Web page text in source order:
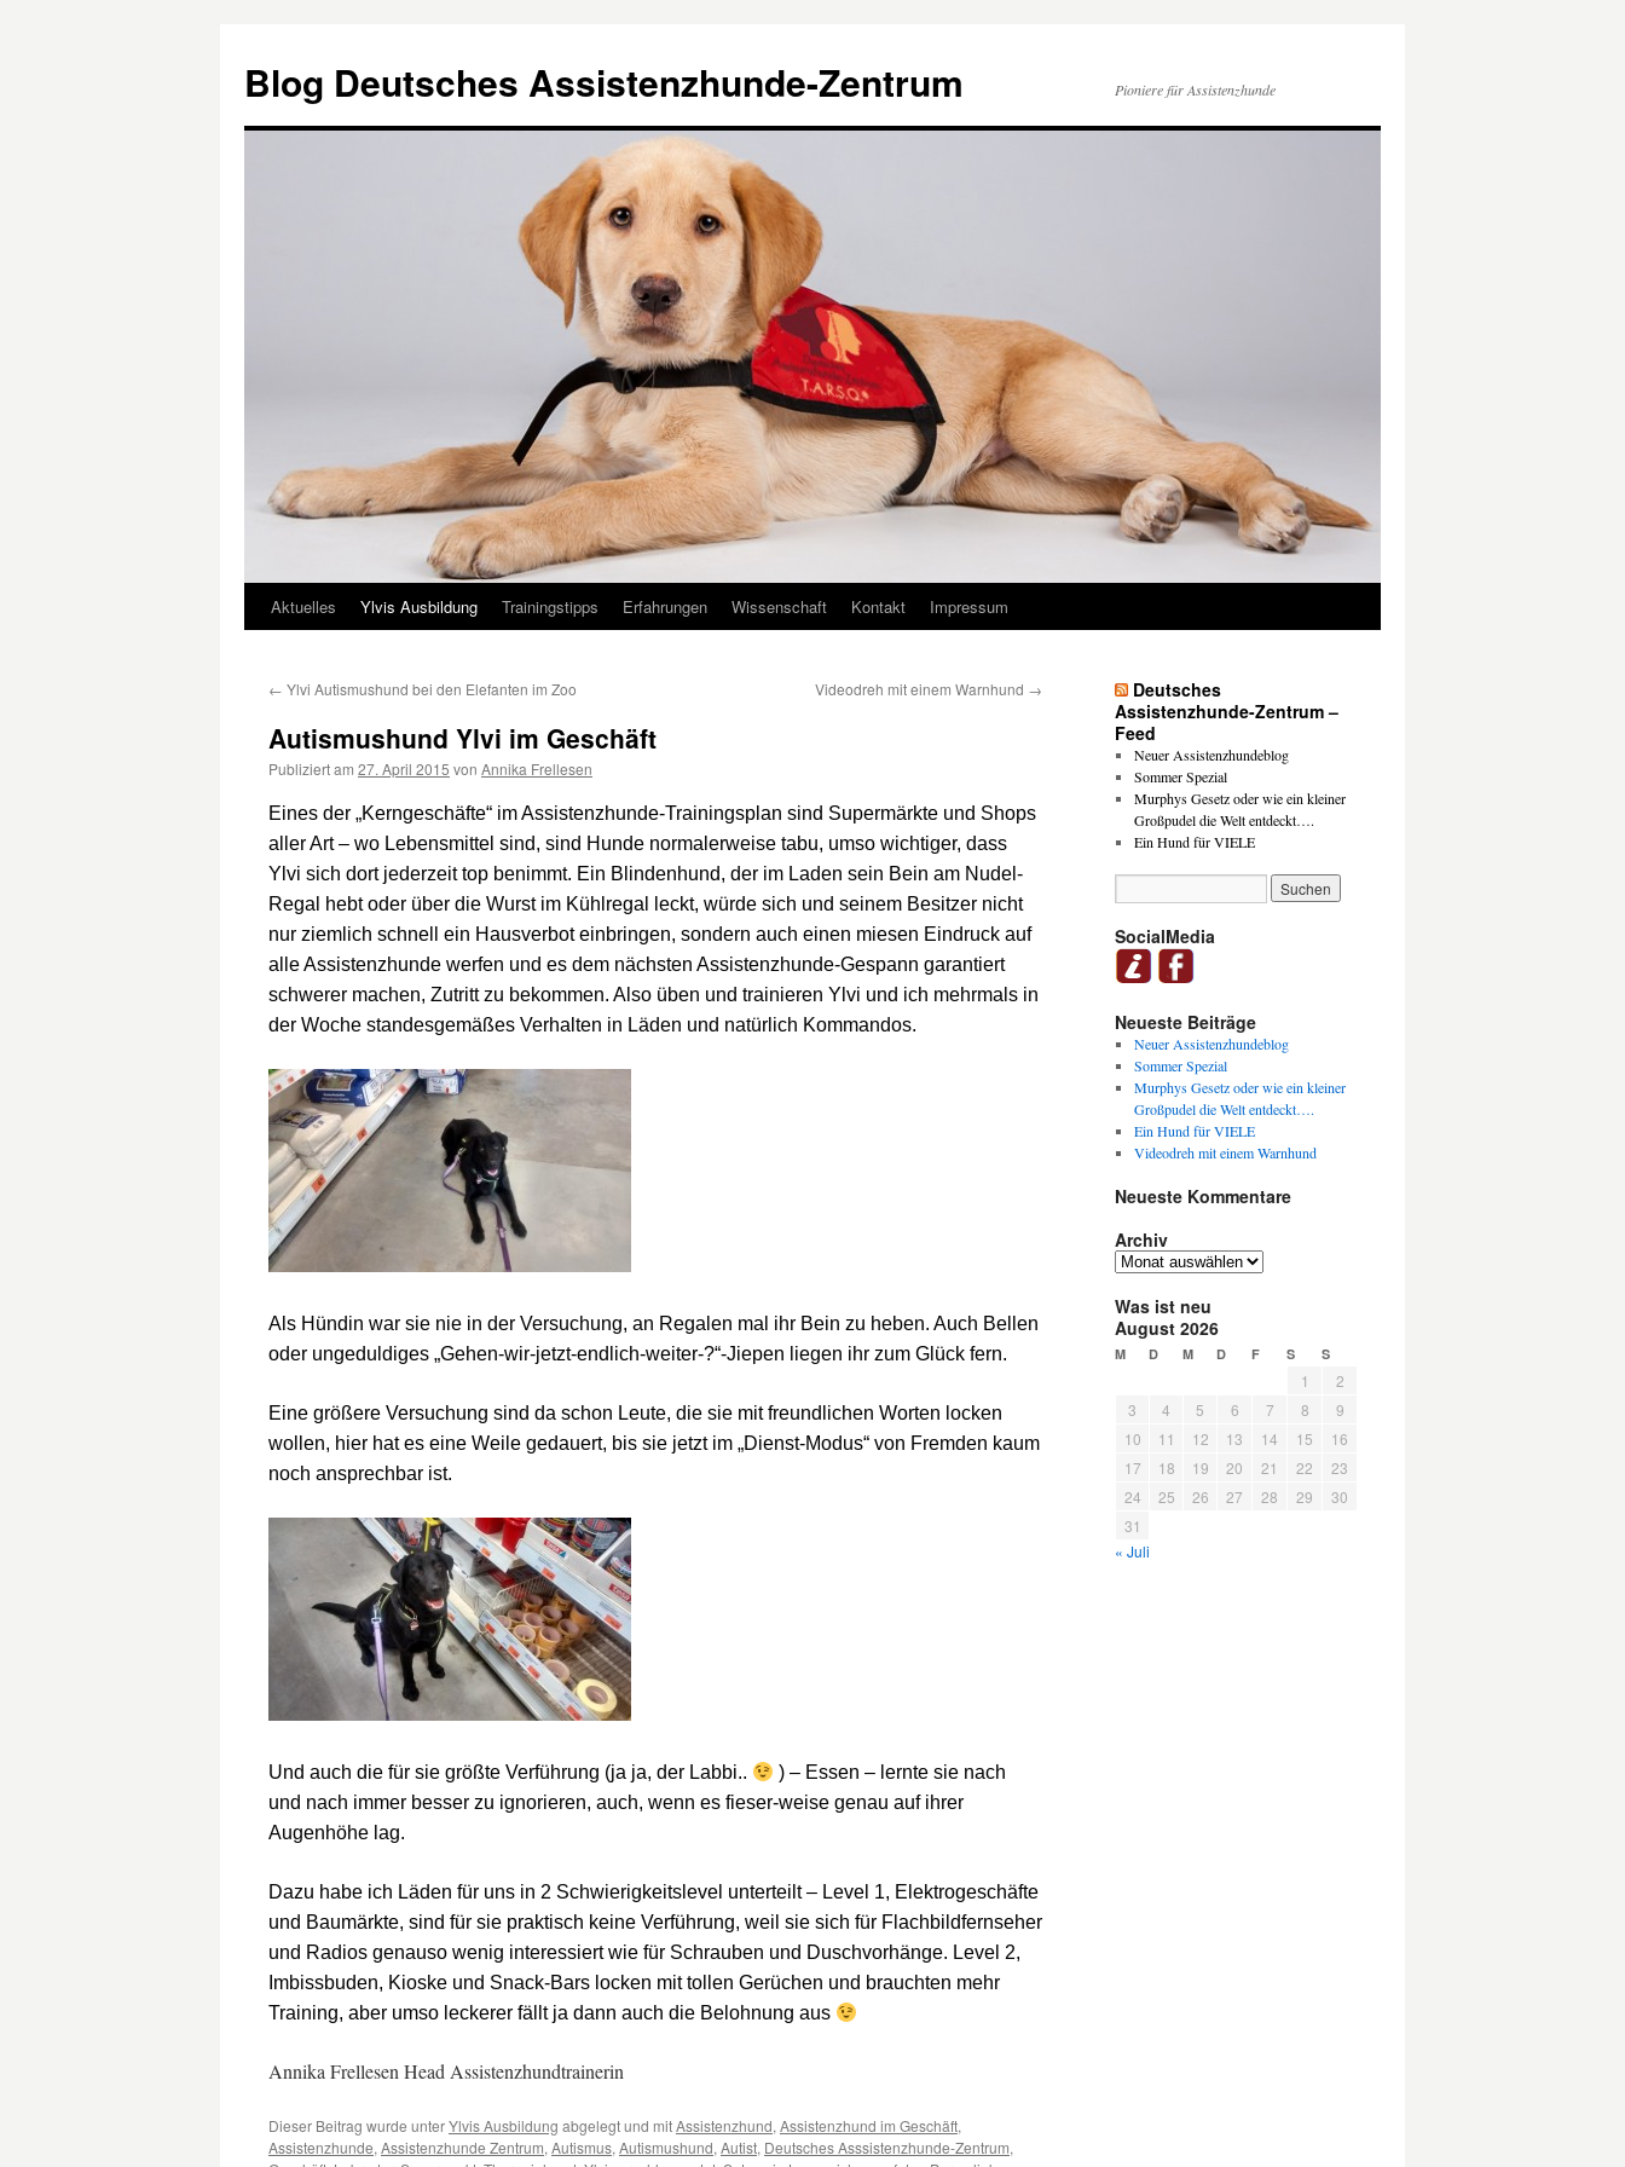
Blog Deutsches Assistenzhunde-Zentrum Pioniere für Assistenzhunde
Springe
Inhalt
Aktuelles Ylvis Ausbildung Trainingstipps Erfahrungen Wissenschaft Kontakt Impressum
← Ylvi Autismushund bei den Elefanten im Zoo Videodreh mit einem Warnhund →
Autismushund Ylvi im Geschäft
Publiziert am 27. April 2015 von Annika Frellesen
Eines der „Kerngeschäfte“ im Assistenzhunde-Trainingsplan sind Supermärkte und Shops
aller Art – wo Lebensmittel sind, sind Hunde normalerweise tabu, umso wichtiger, dass
Ylvi sich dort jederzeit top benimmt. Ein Blindenhund, der im Laden sein Bein am Nudel-
Regal hebt oder über die Wurst im Kühlregal leckt, würde sich und seinem Besitzer nicht
nur ziemlich schnell ein Hausverbot einbringen, sondern auch einen miesen Eindruck auf
alle Assistenzhunde werfen und es dem nächsten Assistenzhunde-Gespann garantiert
schwerer machen, Zutritt zu bekommen. Also üben und trainieren Ylvi und ich mehrmals in
der Woche standesgemäßes Verhalten in Läden und natürlich Kommandos.
Als Hündin war sie nie in der Versuchung, an Regalen mal ihr Bein zu heben. Auch Bellen
oder ungeduldiges „Gehen-wir-jetzt-endlich-weiter-?“-Jiepen liegen ihr zum Glück fern.
Eine größere Versuchung sind da schon Leute, die sie mit freundlichen Worten locken
wollen, hier hat es eine Weile gedauert, bis sie jetzt im „Dienst-Modus“ von Fremden kaum
noch ansprechbar ist.
Und auch die für sie größte Verführung (ja ja, der Labbi..
) – Essen – lernte sie nach
und nach immer besser zu ignorieren, auch, wenn es fieser-weise genau auf ihrer
Augenhöhe lag.
Dazu habe ich Läden für uns in 2 Schwierigkeitslevel unterteilt – Level 1, Elektrogeschäfte
und Baumärkte, sind für sie praktisch keine Verführung, weil sie sich für Flachbildfernseher
und Radios genauso wenig interessiert wie für Schrauben und Duschvorhänge. Level 2,
Imbissbuden, Kioske und Snack-Bars locken mit tollen Gerüchen und brauchten mehr
Training, aber umso leckerer fällt ja dann auch die Belohnung aus
Annika Frellesen Head Assistenzhundtrainerin
Dieser Beitrag wurde unterYlvis Ausbildung abgelegt und mitAssistenzhund, Assistenzhund im Geschäft,
Assistenzhunde, Assistenzhunde Zentrum, Autismus, Autismushund, Autist, Deutsches Asssistenzhunde-Zentrum,
Deutsches
Assistenzhunde-Zentrum –
Feed
Neuer Assistenzhundeblog
Sommer Spezial
Murphys Gesetz oder wie ein kleiner
Großpudel die Welt entdeckt….
Ein Hund für VIELE
SocialMedia
Neueste Beiträge
Neuer Assistenzhundeblog
Sommer Spezial
Murphys Gesetz oder wie ein kleiner
Großpudel die Welt entdeckt….
Ein Hund für VIELE
Videodreh mit einem Warnhund
Neueste Kommentare
Archiv
A
c
h
i
Was ist neu
August 2026
M D M D F S S
« Juli
1
2
3
4 5 6 7 8
9
10
11 12 13 14 15
16
17
18 19 20 21 22
23
24
25 26 27 28 29
30
31